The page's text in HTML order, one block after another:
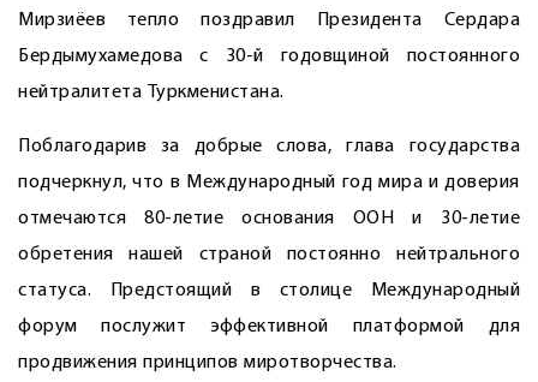
Мирзиёев тепло поздравил Президента Сердара
Бердымухамедова с 30-й годовщиной постоянного
нейтралитета Туркменистана.
Поблагодарив за добрые слова, глава государства
подчеркнул, что в Международный год мира и доверия
отмечаются 80-летие основания ООН и 30-летие
обретения нашей страной постоянно нейтрального
статуса. Предстоящий в столице Международный
форум послужит эффективной платформой для
продвижения принципов миротворчества.